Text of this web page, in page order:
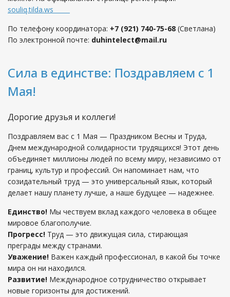
souliq.tilda.ws
По телефону координатора: +7 (921) 740-75-68 (Светлана)
По электронной почте: duhintelect@mail.ru
Сила в единстве: Поздравляем с 1
Мая!
Дорогие друзья и коллеги!
Поздравляем вас с 1 Мая — Праздником Весны и Труда,
Днем международной солидарности трудящихся! Этот день
объединяет миллионы людей по всему миру, независимо от
границ, культур и профессий. Он напоминает нам, что
созидательный труд — это универсальный язык, который
делает нашу планету лучше, а наше будущее — надежнее.
Единство! Мы чествуем вклад каждого человека в общее
мировое благополучие.
Прогресс! Труд — это движущая сила, стирающая
преграды между странами.
Уважение! Важен каждый профессионал, в какой бы точке
мира он ни находился.
Развитие! Международное сотрудничество открывает
новые горизонты для достижений.